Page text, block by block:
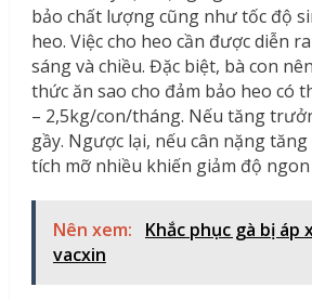
bảo chất lượng cũng như tốc độ
heo. Việc cho heo cần được diễn
sáng và chiều. Đặc biệt, bà con
thức ăn sao cho đảm bảo heo có
– 2,5kg/con/tháng. Nếu tăng
gầy. Ngược lại, nếu cân nặng
tích mỡ nhiều khiến giảm độ ngon
Nên xem:
Khắc phục gà bị áp
vacxin